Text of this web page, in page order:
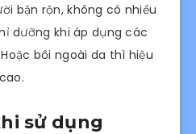
bận rộn, không có nhiều
dưỡng khi áp dụng các
bôi ngoài da thì hiệu
sử dụng